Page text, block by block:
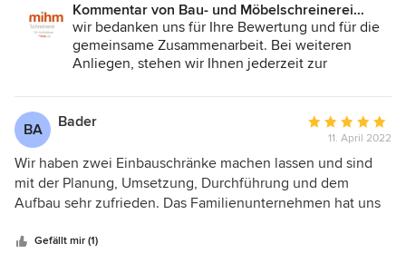
Kommentar von Bau- und Möbelschreinerei
Mihm GmbH & Co.KG:
wir bedanken uns für Ihre Bewertung und für die
gemeinsame Zusammenarbeit. Bei weiteren
Anliegen, stehen wir Ihnen jederzeit zur
BA Bader
Bewertung:
5
von
5
11. April 2022
Wir haben zwei Einbauschränke machen lassen und sind
mit der Planung, Umsetzung, Durchführung und dem
Aufbau sehr zufrieden. Das Familienunternehmen hat uns
sehr zuverlässig und professionell. Die Qualität der
Gefällt mir (1)